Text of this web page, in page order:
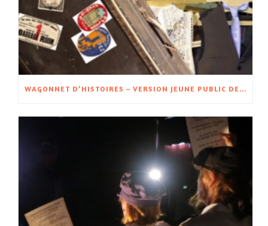
WAGONNET D’HISTOIRES – VERSION JEUNE PUBLIC DE WAGON D’HISTOIRES – À PARTIR DE 5 ANS